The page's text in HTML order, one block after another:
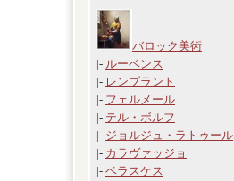
バロック美術
|- ルーベンス
|- レンブラント
|- フェルメール
|- テル・ボルフ
|- ジョルジュ・ラトゥール
|- カラヴァッジョ
|- ベラスケス